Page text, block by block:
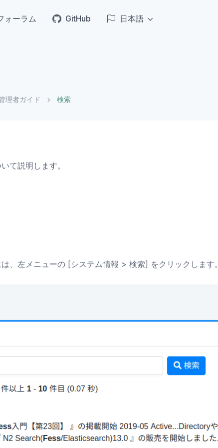
ォーラム GitHub 日本語
理者ガイド 検索
て説明します。
、左メニューの [システム情報 > 検索] をクリックします。